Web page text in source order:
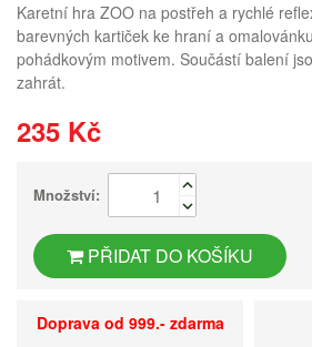
Karetní hra ZOO na postřeh a rychlé
barevných kartiček ke hraní a
pohádkovým motivem. Součástí balení
zahrát.
235 Kč
Množství:
PŘIDAT DO KOŠÍKU
Doprava od 999.- zdarma